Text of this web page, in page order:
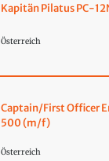
Kapitän Pilatus PC-
Österreich
Captain/First Officer
500 (m/f)
Österreich